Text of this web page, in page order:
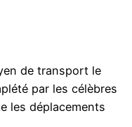
de transport le
par les célèbres
les déplacements